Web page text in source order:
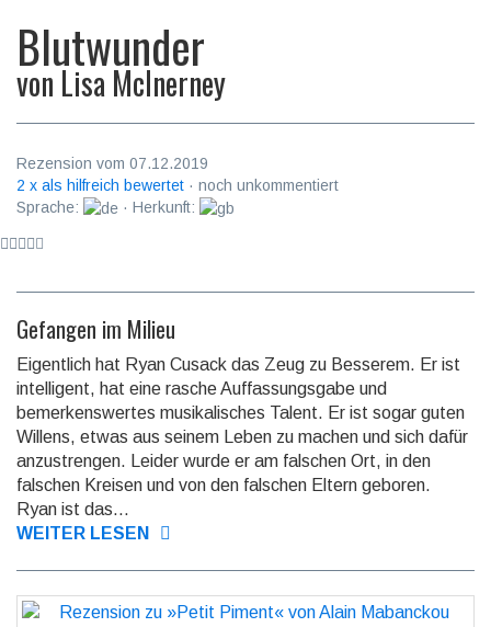
Blutwunder
von Lisa McInerney
Rezension vom 07.12.2019
2 x als hilfreich bewertet · noch unkommentiert
Sprache:
· Herkunft:
Gefangen im Milieu
Eigentlich hat Ryan Cusack das Zeug zu Besserem. Er ist
intelligent, hat eine rasche Auf­fassungs­gabe und
bemerkens­wertes musika­lisches Talent. Er ist sogar guten
Willens, etwas aus seinem Leben zu machen und sich dafür
anzu­strengen. Leider wurde er am falschen Ort, in den
falschen Kreisen und von den falschen Eltern geboren.
Ryan ist das...
WEITER LESEN